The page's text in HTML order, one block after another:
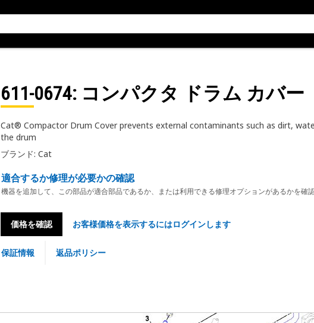
611-0674: コンパクタ ドラム カバー
Cat® Compactor Drum Cover prevents external contaminants such as dirt,
the drum
ブランド: Cat
適合するか修理が必要かの確認
機器を追加して、この部品が適合部品であるか、または利用できる修理オプションがあるかを確認
価格を確認 お客様価格を表示するにはログインします
保証情報 返品ポリシー